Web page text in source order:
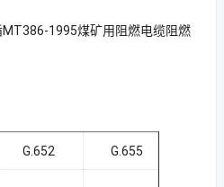
1995煤矿用阻燃电缆阻燃
G.652 G.655